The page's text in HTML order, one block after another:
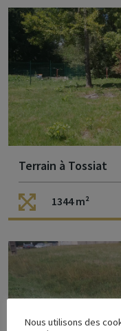
Terrain à Tossiat
1344 m²
Nous utilisons des